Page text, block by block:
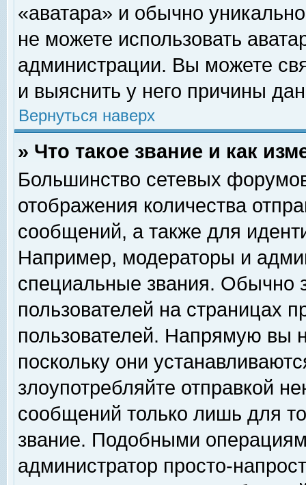
«аватара» и обычно
не можете использовать
администрации. Вы можете
и выяснить у него причины
Вернуться наверх
» Что такое звание и как
Большинство сетевых
отображения количества
сообщений, а также для
Например, модераторы и
специальные звания. Обычно
пользователей на страницах
пользователей. Напрямую вы
поскольку они
злоупотребляйте отправкой
сообщений только лишь для
звание. Подобными
администратор просто-